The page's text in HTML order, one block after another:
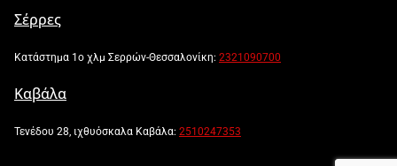
Σέρρες
Κατάστημα 1ο χλμ Σερρών-Θεσσαλονίκη: 2321090700
Καβάλα
Τενέδου 28, ιχθυόσκαλα Καβάλα: 2510247353